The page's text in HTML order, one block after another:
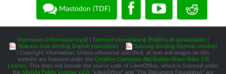
Mastodon (TDF)
Impressum (Informação legal) Datenschutzerklärung (Política de privacidade)
Statutes (non-binding English translation) -
Satzung (binding German version)
| Copyright information: Unless otherwise specified, all text and images on this
website are licensed under the Creative Commons Attribution-Share Alike 3.0
License . This does not include the source code of LibreOffice, which is licensed under
the Mozilla Public License v2.0 . “LibreOffice” and “The Document Foundation” are